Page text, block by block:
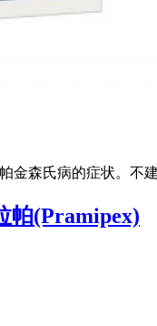
金森氏病的症状。不
帕(Pramipex)